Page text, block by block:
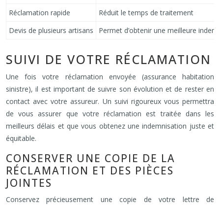
Réclamation rapide
Réduit le temps de traitement
Devis de plusieurs artisans
Permet d’obtenir une meilleure
SUIVI DE VOTRE RÉCLAMATION
Une fois votre réclamation envoyée (assurance habitation
sinistre), il est important de suivre son évolution et de rester en
contact avec votre assureur. Un suivi rigoureux vous permettra
de vous assurer que votre réclamation est traitée dans les
meilleurs délais et que vous obtenez une indemnisation juste et
équitable.
CONSERVER UNE COPIE DE LA
RÉCLAMATION ET DES PIÈCES
JOINTES
Conservez précieusement une copie de votre lettre de